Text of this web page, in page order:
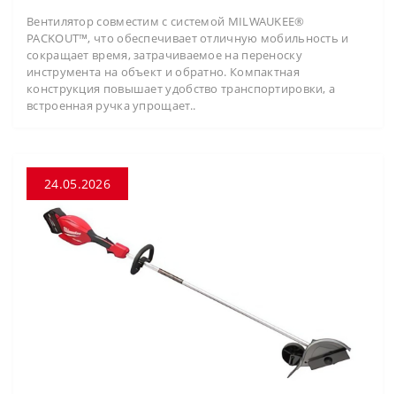
Вентилятор совместим с системой MILWAUKEE®
PACKOUT™, что обеспечивает отличную мобильность и
сокращает время, затрачиваемое на переноску
инструмента на объект и обратно. Компактная
конструкция повышает удобство транспортировки, а
встроенная ручка упрощает..
24.05.2026